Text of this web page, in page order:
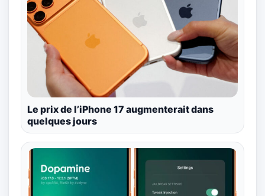
Le prix de l’iPhone 17 augmenterait dans
quelques jours